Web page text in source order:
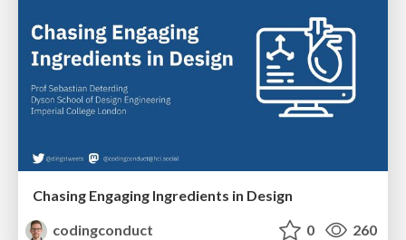
Chasing Engaging Ingredients in Design
codingconduct
0 260